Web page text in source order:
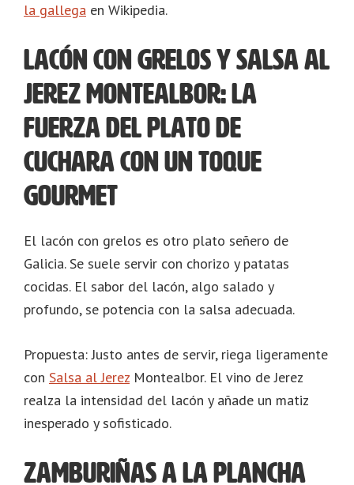
la gallega en Wikipedia.
Lacón con grelos y salsa al
Jerez Montealbor: La
fuerza del plato de
cuchara con un toque
gourmet
El lacón con grelos es otro plato señero de
Galicia. Se suele servir con chorizo y patatas
cocidas. El sabor del lacón, algo salado y
profundo, se potencia con la salsa adecuada.
Propuesta: Justo antes de servir, riega ligeramente
con Salsa al Jerez Montealbor. El vino de Jerez
realza la intensidad del lacón y añade un matiz
inesperado y sofisticado.
Zamburiñas a la plancha